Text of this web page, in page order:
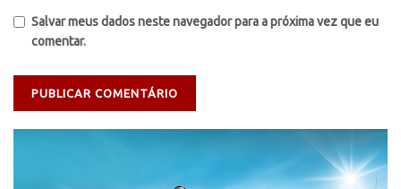
Salvar meus dados neste navegador para a próxima vez que eu
comentar.